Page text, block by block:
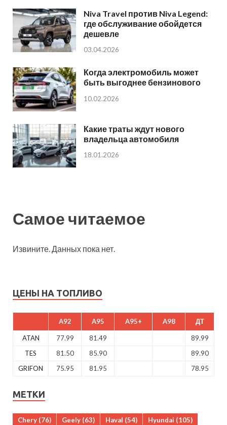
Niva Travel против Niva Legend:
где обслуживание обойдется
дешевле
03.04.2026
Когда электромобиль может
быть выгоднее бензинового
10.02.2026
Какие траты ждут нового
владельца автомобиля
18.01.2026
Самое читаемое
Извините. Данных пока нет.
ЦЕНЫ НА ТОПЛИВО
A92 A95 A95+ A98 ДТ
ATAN 77.99 81.49
89.99
TES
81.50 85.90
89.90
GRIFON
75.95 81.95 78.95
МЕТКИ
Chery (76) Geely (63) Haval (54) Hyundai (105)